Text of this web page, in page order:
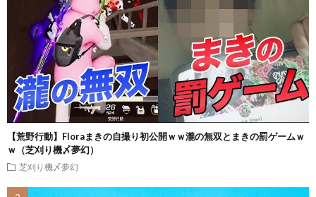
【荒野行動】Floraまきの自撮り初公開ｗｗ瀧の無双とまきの罰ゲームｗ
ｗ（芝刈り機〆夢幻）
芝刈り機〆夢幻